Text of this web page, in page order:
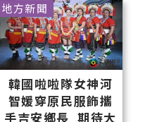
韓國啦啦隊女神河
智媛穿原民服飾攜
手吉安鄉長 期待大
地方新聞